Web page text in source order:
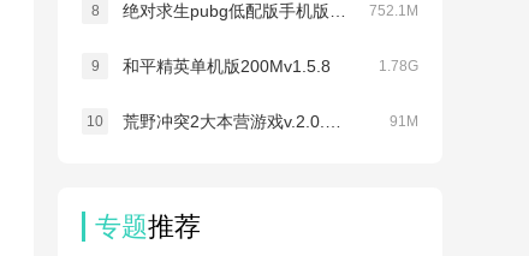
8 752.1M
9 和平精英单机版200Mv1.5.8 1.78G
10 91M
专题推荐